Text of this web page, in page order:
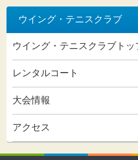
ウイング・テニスクラブ
ウイング・テニスクラブトッ
レンタルコート
大会情報
アクセス